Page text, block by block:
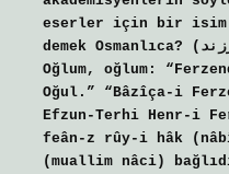
eserler için bir isim
demek Osmanlıca? (ﻓﺮﺯﻧﺪ) i. (Fars. Ferzend)
Oğlum, oğlum:
Oğul.” “Bâzîça-i
Efzun-Terhi Henr-i
feân-z rûy-i hâk
(muallim nâci)